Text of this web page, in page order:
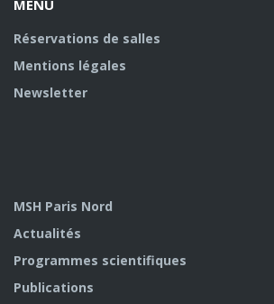
MENU
Réservations de salles
Mentions légales
Newsletter
MSH Paris Nord
Actualités
Programmes scientifiques
Publications